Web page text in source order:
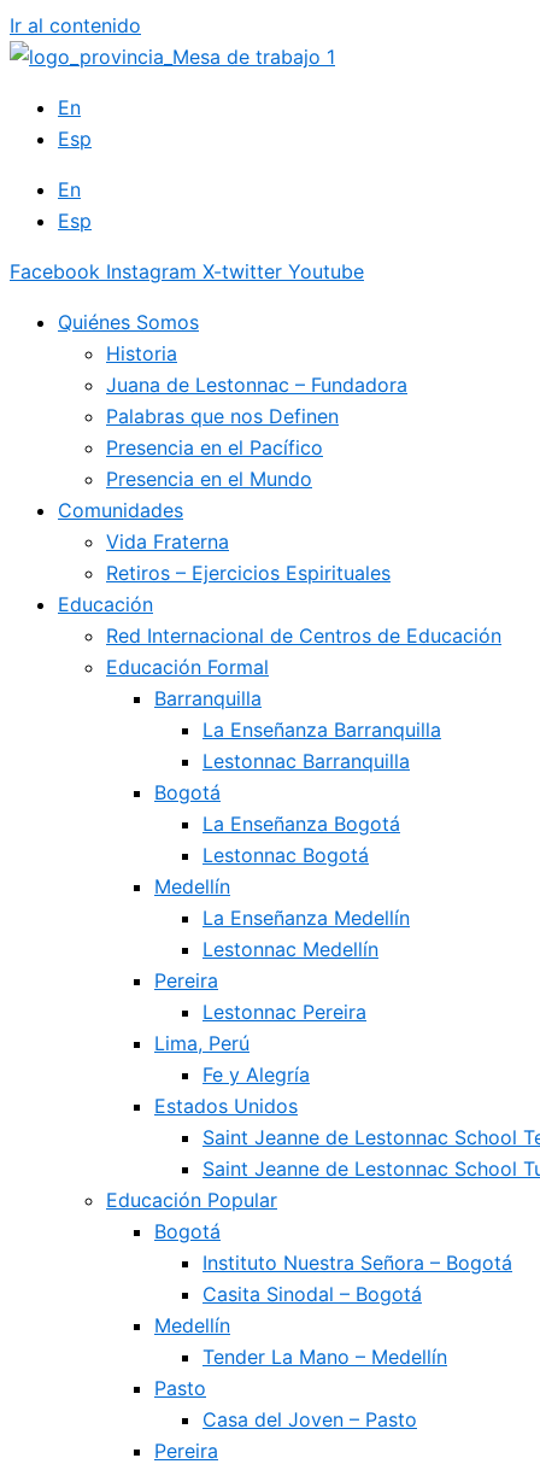
Ir al contenido
En
Esp
En
Esp
Facebook Instagram X-twitter Youtube
Quiénes Somos
Historia
Juana de Lestonnac – Fundadora
Palabras que nos Definen
Presencia en el Pacífico
Presencia en el Mundo
Comunidades
Vida Fraterna
Retiros – Ejercicios Espirituales
Educación
Red Internacional de Centros de Educación
Educación Formal
Barranquilla
La Enseñanza Barranquilla
Lestonnac Barranquilla
Bogotá
La Enseñanza Bogotá
Lestonnac Bogotá
Medellín
La Enseñanza Medellín
Lestonnac Medellín
Pereira
Lestonnac Pereira
Lima, Perú
Fe y Alegría
Estados Unidos
Saint Jeanne de Lestonnac School
Saint Jeanne de Lestonnac School
Educación Popular
Bogotá
Instituto Nuestra Señora – Bogotá
Casita Sinodal – Bogotá
Medellín
Tender La Mano – Medellín
Pasto
Casa del Joven – Pasto
Pereira